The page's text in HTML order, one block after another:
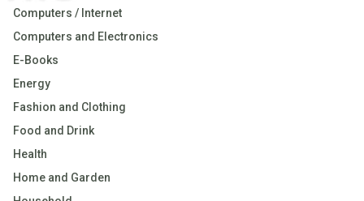
Computers / Internet
Computers and Electronics
E-Books
Energy
Fashion and Clothing
Food and Drink
Health
Home and Garden